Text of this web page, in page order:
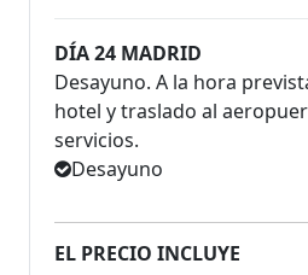
DÍA 24 MADRID
Desayuno. A la hora
hotel y traslado al
servicios.
Desayuno
EL PRECIO INCLUYE